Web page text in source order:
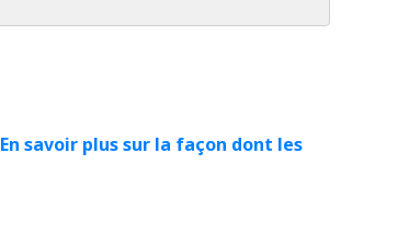
En savoir plus sur la façon dont les